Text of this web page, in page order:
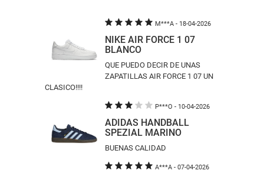
M***A - 18-04-2026
NIKE AIR FORCE 1 07
BLANCO
QUE PUEDO DECIR DE UNAS
ZAPATILLAS AIR FORCE 1 07 UN
CLASICO!!!!
P***O - 10-04-2026
ADIDAS HANDBALL
SPEZIAL MARINO
BUENAS CALIDAD
A***A - 07-04-2026